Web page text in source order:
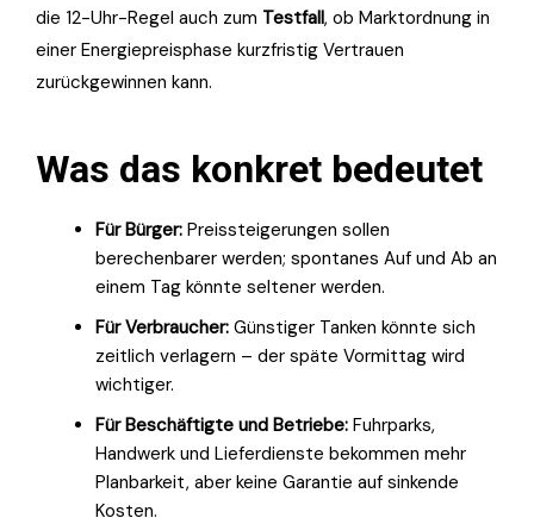
die 12-Uhr-Regel auch zum Testfall, ob Marktordnung in
einer Energiepreisphase kurzfristig Vertrauen
zurückgewinnen kann.
Was das konkret bedeutet
Für Bürger: Preissteigerungen sollen
berechenbarer werden; spontanes Auf und Ab an
einem Tag könnte seltener werden.
Für Verbraucher: Günstiger Tanken könnte sich
zeitlich verlagern – der späte Vormittag wird
wichtiger.
Für Beschäftigte und Betriebe: Fuhrparks,
Handwerk und Lieferdienste bekommen mehr
Planbarkeit, aber keine Garantie auf sinkende
Kosten.